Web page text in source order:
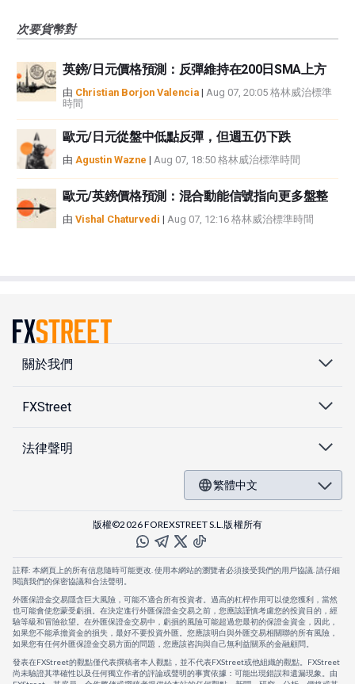
次要貨幣對
英鎊/日元價格預測：反彈維持在200日SMA上方
由 Christian Borjon Valencia | Aug 07, 20:05 格林威治標準
時間
歐元/日元從盤中低點反彈，但週五仍下跌
由 Agustin Wazne | Aug 07, 18:50 格林威治標準時間
歐元/英鎊價格預測：混合動能信號指向更多盤整
由 Vishal Chaturvedi | Aug 07, 12:16 格林威治標準時間
關於我們
FXStreet
法律聲明
繁體中文
版權©2026 FOREXSTREET S.L.版權所有
註釋: 本網頁上的所有信息隨時可能更改. 使用本網站的瀏覽者必須接受我們的用戶協議. 請仔細
閱讀我們的保密協議和合法聲明。
外匯保證金交易隱含巨大風險，可能不適合所有投資者。過高的杠桿作用可以使您獲利，當然
也可能會使您蒙受虧損。在決定進行外匯保證金交易之前，您應該謹慎考慮您的投資目的，經
驗等級和冒險欲望。在外匯保證金交易中，虧損的風險可能超過您最初的保證金資金，因此，
如果您不能承擔資金的損失，最好不要投資外匯。您應該明白與外匯交易相關聯的所有風險，
如果您有任何外匯保證金交易方面的問題，您應該咨詢與自己無利益關系的金融顧問。
發表在FXStreet的觀點僅代表撰稿者本人觀點，並不代表FXStreet或他組織的觀點。FXStreet
尚未驗證其準確性以及任何獨立作者的評論或聲明的事實依據：可能出現錯誤和遺漏現象。由